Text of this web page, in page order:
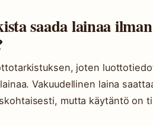
saada lainaa ilman
joten
Vakuudellinen laina
mutta käytäntö on